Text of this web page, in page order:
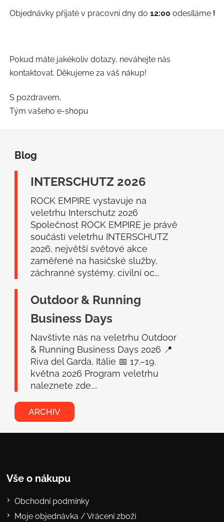
Objednávky přijaté v pracovní dny do 12:00 odesíláme
Pokud máte jakékoliv dotazy, neváhejte nás
kontaktovat. Děkujeme za váš nákup!
S pozdravem,
Tým vašeho e-shopu
Blog
INTERSCHUTZ 2026
ROCK EMPIRE vystavuje na
veletrhu Interschutz 2026
Společnost ROCK EMPIRE je právě
součástí veletrhu INTERSCHUTZ
2026, největší světové akce
zaměřené na hasičské služby,
záchranné systémy, civilní oc...
Outdoor & Running
Business Days
Navštivte nás na veletrhu Outdoor
& Running Business Days 2026 📍
Riva del Garda, Itálie 📅 17.–19.
května 2026 Program veletrhu
naleznete zde....
ARCHIV
Vše o nákupu
Obchodní podmínky
Moje objednávka / Vrácení zboží